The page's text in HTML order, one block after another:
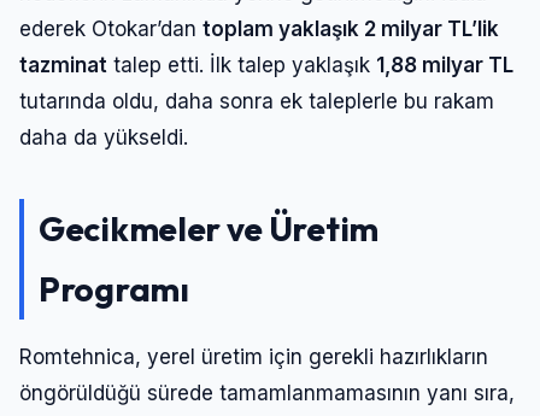
ederek Otokar’dan toplam yaklaşık 2 milyar TL’lik
tazminat talep etti. İlk talep yaklaşık 1,88 milyar TL
tutarında oldu, daha sonra ek taleplerle bu rakam
daha da yükseldi.
Gecikmeler ve Üretim
Programı
Romtehnica, yerel üretim için gerekli hazırlıkların
öngörüldüğü sürede tamamlanmamasının yanı sıra,